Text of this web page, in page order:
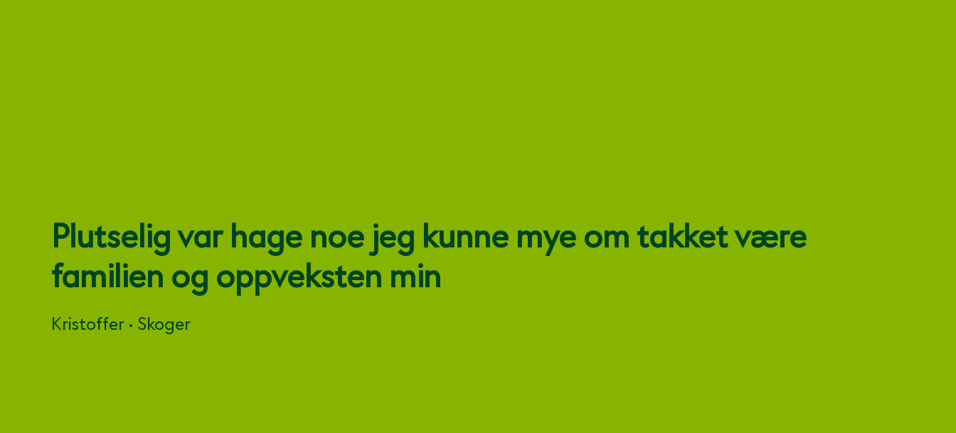
Plutselig var hage noe jeg kunne mye om takket være
familien og oppveksten min
Kristoffer • Skoger